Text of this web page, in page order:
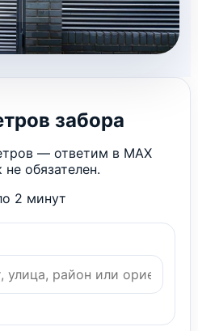
забора
— ответим в MAX
обязателен.
2 минут